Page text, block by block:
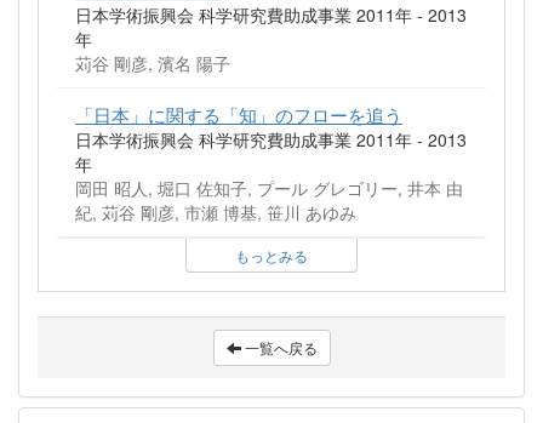
日本学術振興会 科学研究費助成事業 2011年 - 2013
年
苅谷 剛彦, 濱名 陽子
「日本」に関する「知」のフローを追う
日本学術振興会 科学研究費助成事業 2011年 - 2013
年
岡田 昭人, 堀口 佐知子, プール グレゴリー, 井本 由
紀, 苅谷 剛彦, 市瀬 博基, 笹川 あゆみ
もっとみる
一覧へ戻る